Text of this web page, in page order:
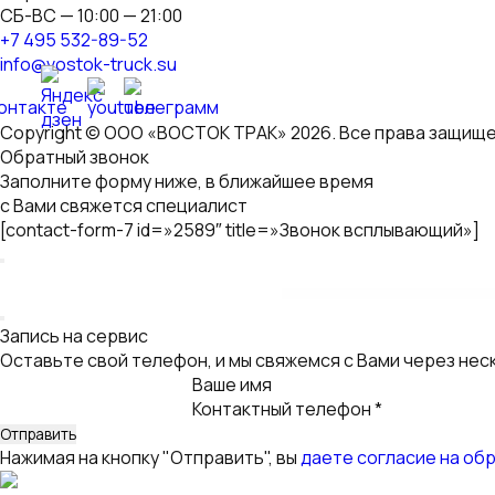
СБ-ВС — 10:00 — 21:00
+7 495 532-89-52
info@vostok-truck.su
Copyright © ООО «ВОСТОК ТРАК» 2026. Все права
Обратный звонок
Заполните форму ниже, в ближайшее время
с Вами свяжется специалист
[contact-form-7 id=»2589″ title=»Звонок всплывающий»]
Запись на сервис
Оставьте свой телефон, и мы свяжемся с Вами через
Ваше имя
Контактный телефон *
Нажимая на кнопку "Отправить", выдаете согласие на